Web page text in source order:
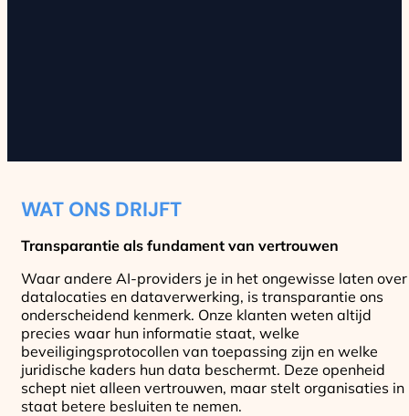
WAT ONS DRIJFT
Transparantie als fundament van vertrouwen
Waar andere AI-providers je in het ongewisse laten over
datalocaties en dataverwerking, is transparantie ons
onderscheidend kenmerk. Onze klanten weten altijd
precies waar hun informatie staat, welke
beveiligingsprotocollen van toepassing zijn en welke
juridische kaders hun data beschermt. Deze openheid
schept niet alleen vertrouwen, maar stelt organisaties in
staat betere besluiten te nemen.